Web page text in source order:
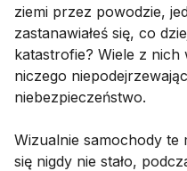
ziemi przez powodzie,
zastanawiałeś się, co
katastrofie? Wiele z
niczego
niebezpieczeństwo.
Wizualnie samochody te
się nigdy nie stało,